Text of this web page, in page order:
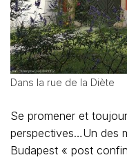
Dans la rue de la Diète
Se promener et
perspectives…Un des
Budapest « post